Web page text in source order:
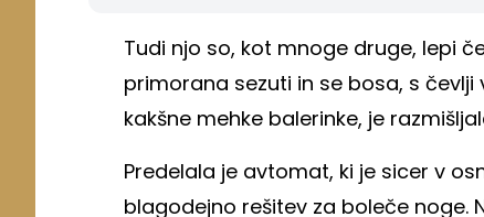
Tudi njo so, kot mnoge druge, lepi
primorana sezuti in se bosa, s
kakšne mehke balerinke, je
Predelala je avtomat, ki je sicer v
blagodejno rešitev za boleče noge.